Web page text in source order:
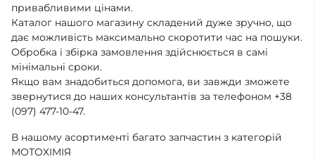
привабливими цінами.
Каталог нашого магазину складений дуже зручно, що
дає можливість максимально скоротити час на пошуки.
Обробка і збірка замовлення здійснюється в самі
мінімальні сроки.
Якщо вам знадобиться допомога, ви завжди зможете
звернутися до наших консультантів за телефоном +38
(097) 477-10-47.
В нашому асортименті багато запчастин з категорій
МОТОХІМІЯ